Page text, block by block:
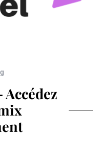
Accédez